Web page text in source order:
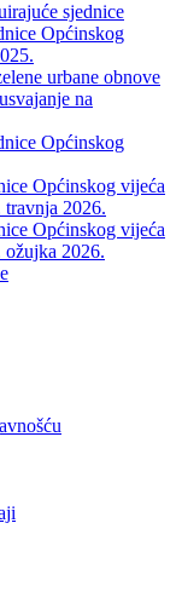
sjednice
Općinskog
urbane obnove
na
Općinskog
Općinskog vijeća
2026.
Općinskog vijeća
2026.